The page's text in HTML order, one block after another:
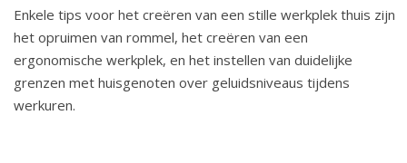
Enkele tips voor het creëren van een stille werkplek thuis zijn
het opruimen van rommel, het creëren van een
ergonomische werkplek, en het instellen van duidelijke
grenzen met huisgenoten over geluidsniveaus tijdens
werkuren.